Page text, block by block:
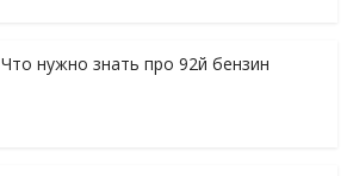
Что нужно знать про 92й бензин